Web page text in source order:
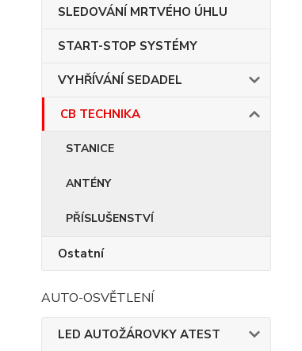
SLEDOVÁNÍ MRTVÉHO ÚHLU
START-STOP SYSTÉMY
VYHŘÍVÁNÍ SEDADEL
CB TECHNIKA
STANICE
ANTÉNY
PŘÍSLUŠENSTVÍ
Ostatní
AUTO-OSVĚTLENÍ
LED AUTOŽÁROVKY ATEST